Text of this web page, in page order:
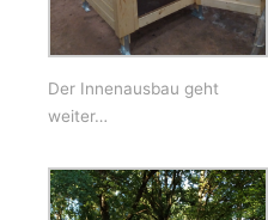
Der Innenausbau geht
weiter…